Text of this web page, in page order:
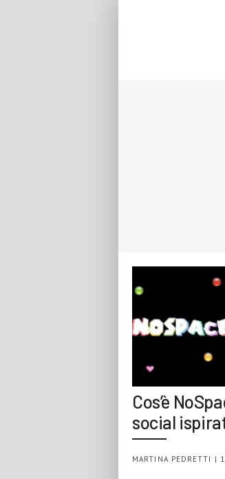
Cos’è
social
MARTINA PEDRETTI |